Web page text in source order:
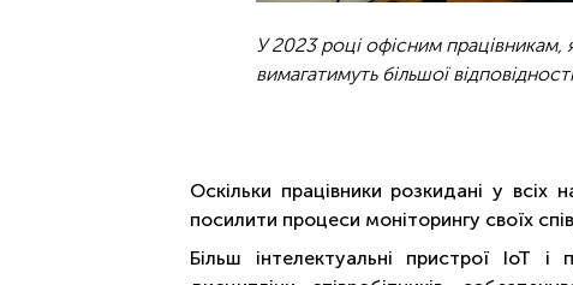
У 2023 році офісним працівникам,
вимагатимуть більшої
Оскільки працівники розкидані у всіх
посилити процеси моніторингу своїх
Більш інтелектуальні пристрої IoT і